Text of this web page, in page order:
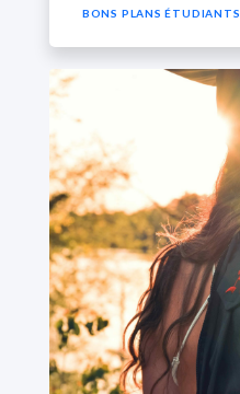
BONS PLANS ÉTUDIANTS